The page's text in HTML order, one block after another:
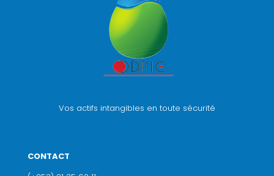
Vos actifs intangibles en toute sécurité
CONTACT